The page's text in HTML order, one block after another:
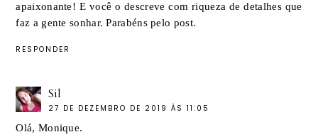
apaixonante! E você o descreve com riqueza de detalhes que
faz a gente sonhar. Parabéns pelo post.
RESPONDER
Sil
27 DE DEZEMBRO DE 2019 ÀS 11:05
Olá, Monique.